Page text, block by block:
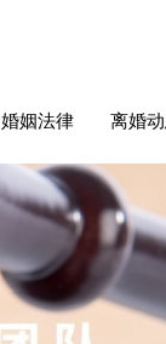
婚姻法律 离婚